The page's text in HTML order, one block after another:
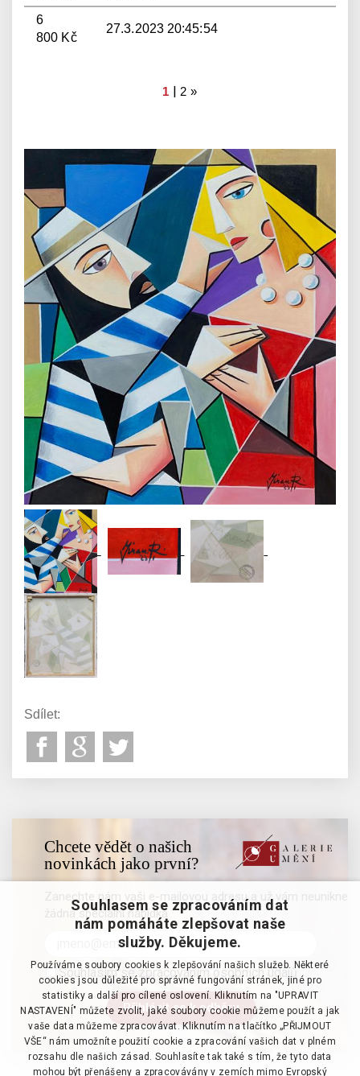
6
800 Kč
27.3.2023 20:45:54
1 |2 »
Sdílet:
Chcete vědět o našich
novinkách jako první?
Zanechte nám vaši e-mailovou adresu a už vám neunikne
žádná speciální nabídka
Souhlasím se zpracováním osobních údajů
Souhlasem se zpracováním dat
nám pomáháte zlepšovat naše
služby. Děkujeme.
Používáme soubory cookies k zlepšování našich služeb. Některé
cookies jsou důležité pro správné fungování stránek, jiné pro
statistiky a další pro cílené oslovení. Kliknutím na "UPRAVIT
NASTAVENÍ" můžete zvolit, jaké soubory cookie můžeme použít a jak
vaše data můžeme zpracovávat. Kliknutím na tlačítko „PŘIJMOUT
VŠE“ nám umožníte použití cookie a zpracování vašich dat v plném
rozsahu dle našich zásad. Souhlasíte tak také s tím, že tyto data
mohou být přenášeny a zpracovávány v zemích mimo Evropský